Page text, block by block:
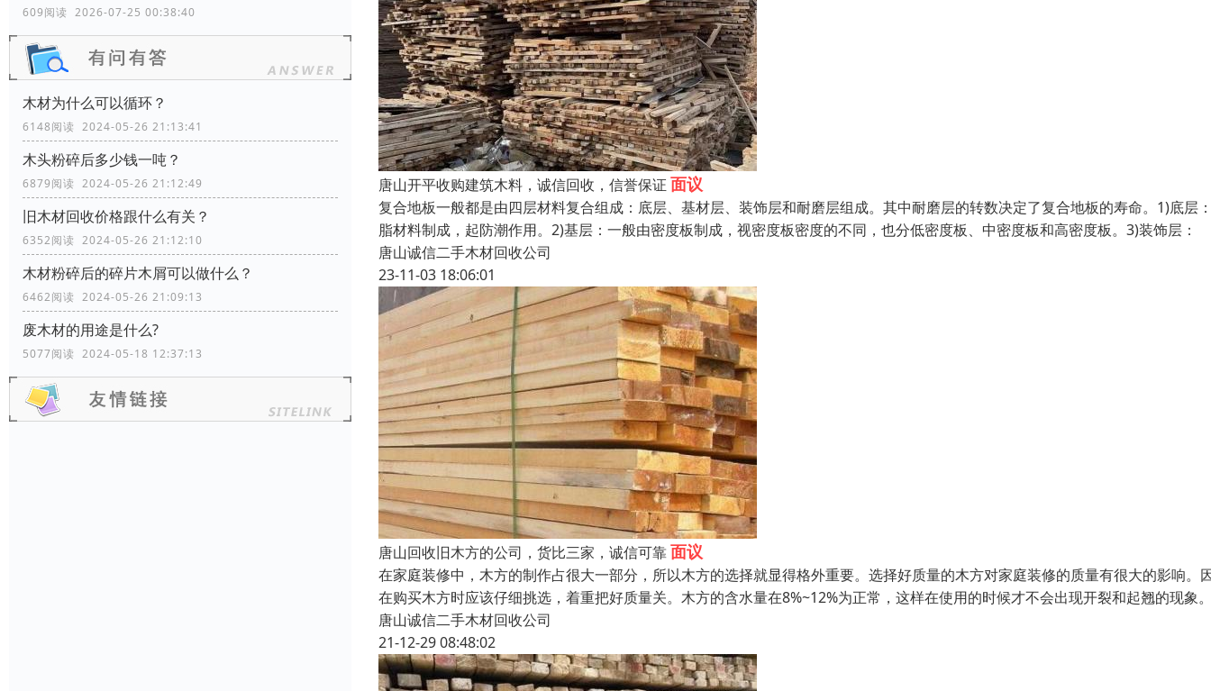
609阅读 2026-07-25 00:38:40
木材为什么可以循环？
6148阅读 2024-05-26 21:13:41
木头粉碎后多少钱一吨？
6879阅读 2024-05-26 21:12:49
旧木材回收价格跟什么有关？
6352阅读 2024-05-26 21:12:10
木材粉碎后的碎片木屑可以做什么？
6462阅读 2024-05-26 21:09:13
废木材的用途是什么?
5077阅读 2024-05-18 12:37:13
唐山开平收购建筑木料，诚信回收，信誉保证 面议
复合地板一般都是由四层材料复合组成：底层、基材层、装饰层和耐磨层组成。其中耐磨层的转数决定了复合地板的寿命。1)底层
脂材料制成，起防潮作用。2)基层：一般由密度板制成，视密度板密度的不同，也分低密度板、中密度板和高密度板。3)装饰层：
唐山诚信二手木材回收公司
23-11-03 18:06:01
唐山回收旧木方的公司，货比三家，诚信可靠面议
在家庭装修中，木方的制作占很大一部分，所以木方的选择就显得格外重要。选择好质量的木方对家庭装修的质量有很大的影响。
在购买木方时应该仔细挑选，着重把好质量关。木方的含水量在8%~12%为正常，这样在使用的时候才不会出现开裂和起翘的现象
唐山诚信二手木材回收公司
21-12-29 08:48:02